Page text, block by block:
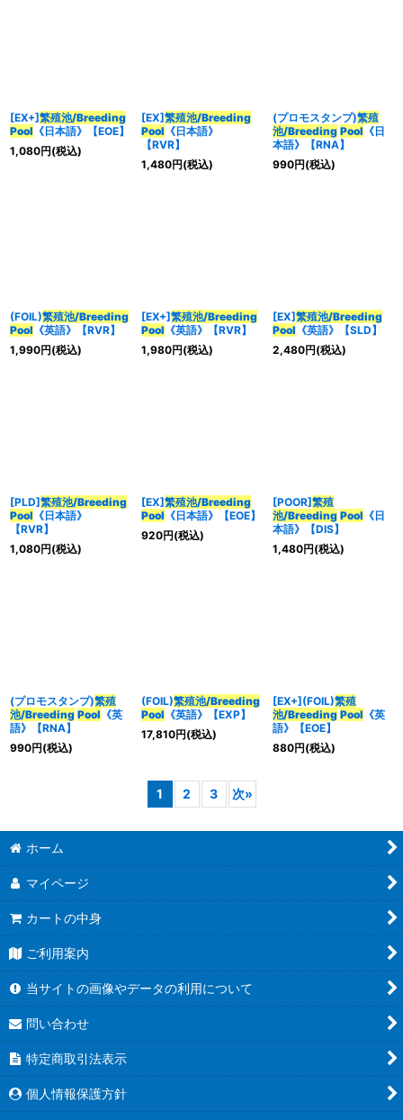
[EX+]繁殖池/Breeding
Pool 《日本語》【EOE】
1,080円(税込)
[EX]繁殖池/Breeding
Pool 《日本語》
【RVR】
1,480円(税込)
(プロモスタンプ)繁殖
池/Breeding Pool 《日
本語》【RNA】
990円(税込)
(FOIL)繁殖池/Breeding
Pool 《英語》【RVR】
1,990円(税込)
[EX+]繁殖池/Breeding
Pool 《英語》【RVR】
1,980円(税込)
[EX]繁殖池/Breeding
Pool 《英語》【SLD】
2,480円(税込)
[PLD]繁殖池/Breeding
Pool 《日本語》
【RVR】
1,080円(税込)
[EX]繁殖池/Breeding
Pool 《日本語》【EOE】
920円(税込)
[POOR]繁殖
池/Breeding Pool 《日
本語》【DIS】
1,480円(税込)
(プロモスタンプ)繁殖
池/Breeding Pool 《英
語》【RNA】
990円(税込)
(FOIL)繁殖池/Breeding
Pool 《英語》【EXP】
17,810円(税込)
[EX+](FOIL)繁殖
池/Breeding Pool 《英
語》【EOE】
880円(税込)
1 2 3 次»
ホーム
マイページ
カートの中身
ご利用案内
当サイトの画像やデータの利用について
問い合わせ
特定商取引法表示
個人情報保護方針